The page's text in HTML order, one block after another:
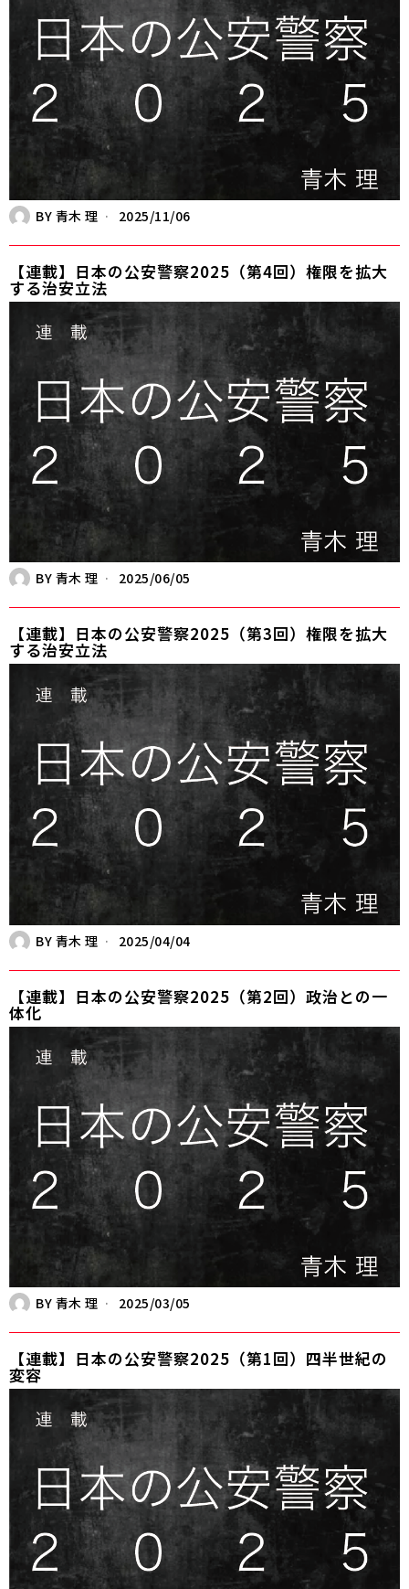
BY 青木 理 2025/11/06
【連載】日本の公安警察2025（第4回）権限を拡大
する治安立法
BY 青木 理 2025/06/05
【連載】日本の公安警察2025（第3回）権限を拡大
する治安立法
BY 青木 理 2025/04/04
【連載】日本の公安警察2025（第2回）政治との一
体化
BY 青木 理 2025/03/05
【連載】日本の公安警察2025（第1回）四半世紀の
変容